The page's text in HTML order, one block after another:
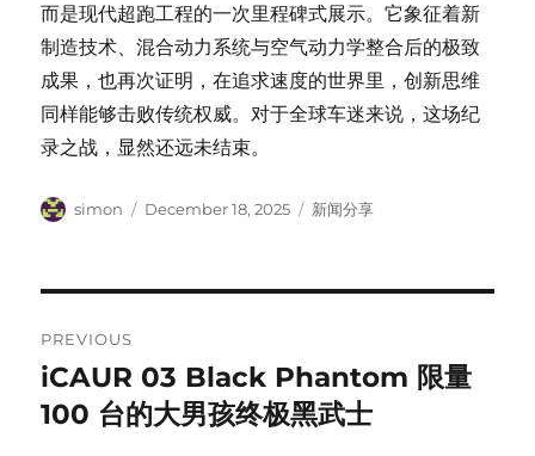
而是现代超跑工程的一次里程碑式展示。它象征着新
制造技术、混合动力系统与空气动力学整合后的极致
成果，也再次证明，在追求速度的世界里，创新思维
同样能够击败传统权威。对于全球车迷来说，这场纪
录之战，显然还远未结束。
Author
simon
Posted
December 18, 2025 Categories
新闻分享
navigation
PREVIOUS
Previous
post:
iCAUR 03 Black Phantom 限量
100 台的大男孩终极黑武士